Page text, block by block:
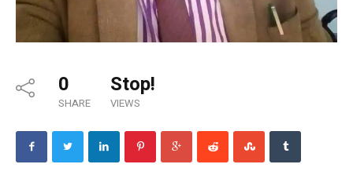
0
SHARE
Stop!
VIEWS